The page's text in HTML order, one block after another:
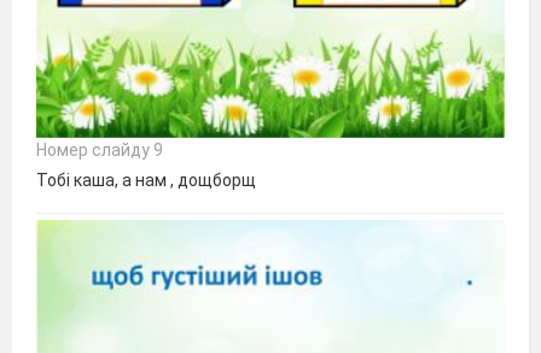
Номер слайду 9
Тобі каша, а нам , дощборщ